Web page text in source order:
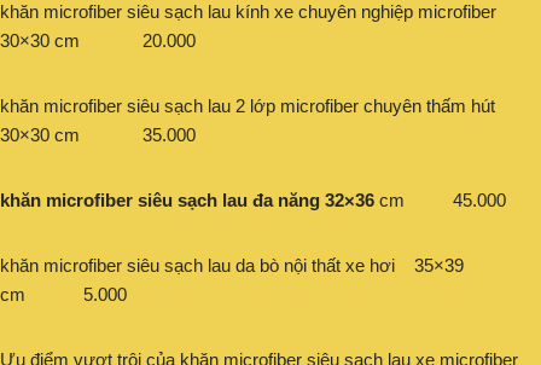
khăn microfiber siêu sạch lau kính xe chuyên nghiệp microfiber
30×30 cm 20.000
khăn microfiber siêu sạch lau 2 lớp microfiber chuyên thấm hút
30×30 cm 35.000
khăn microfiber siêu sạch lau đa năng 32×36 cm 45.000
khăn microfiber siêu sạch lau da bò nội thất xe hơi 35×39
cm 5.000
Ưu điểm vượt trội của khăn microfiber siêu sạch lau xe microfiber